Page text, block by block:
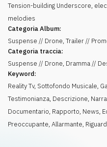
Tension-building Underscore,
melodies
Categoria Album:
Suspense // Drone, Trailer //
Categoria traccia:
Suspense // Drone, Dramma //
Keyword:
Reality Tv, Sottofondo Musicale,
Testimonianza, Descrizione,
Documentario, Rapporto, News,
Preoccupante, Allarmante,